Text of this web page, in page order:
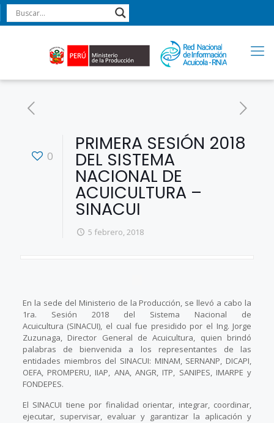
0
PRIMERA SESIÓN 2018
DEL SISTEMA
NACIONAL DE
ACUICULTURA –
SINACUI
5 febrero, 2018
En la sede del Ministerio de la Producción, se llevó a cabo la
1ra. Sesión 2018 del Sistema Nacional de
Acuicultura (SINACUI), el cual fue presidido por el Ing. Jorge
Zuzunaga, Director General de Acuicultura, quien brindó
palabras de bienvenida a los representantes de las
entidades miembros del SINACUI: MINAM, SERNANP, DICAPI,
OEFA, PROMPERU, IIAP, ANA, ANGR, ITP, SANIPES, IMARPE y
FONDEPES.
El SINACUI tiene por finalidad orientar, integrar, coordinar,
ejecutar, supervisar, evaluar y garantizar la aplicación y